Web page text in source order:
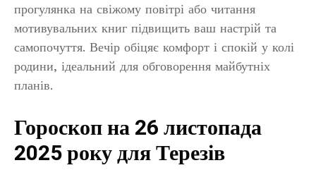
прогулянка на свіжому повітрі або читання
мотивувальних книг підвищить ваш настрій та
самопочуття. Вечір обіцяє комфорт і спокій у колі
родини, ідеальний для обговорення майбутніх
планів.
Гороскоп на 26 листопада
2025 року для Терезів